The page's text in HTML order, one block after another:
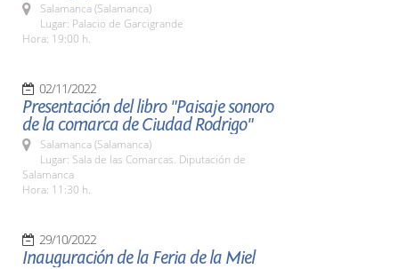
Salamanca (Salamanca)
Lugar: Palacio de Garcigrande
Hora: 19:00 h.
02/11/2022
Presentación del libro "Paisaje sonoro
de la comarca de Ciudad Rodrigo"
Salamanca (Salamanca)
Lugar: Sala de las Comarcas. Diputación de
Salamanca
Hora: 11:30 h.
29/10/2022
Inauguración de la Feria de la Miel